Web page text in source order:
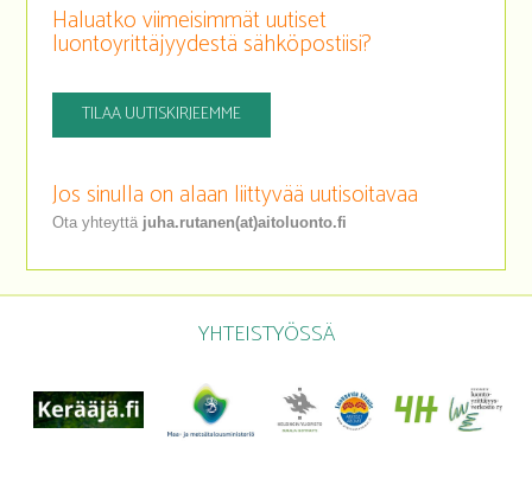
Haluatko viimeisimmät uutiset
luontoyrittäjyydestä sähköpostiisi?
TILAA UUTISKIRJEEMME
Jos sinulla on alaan liittyvää uutisoitavaa
Ota yhteyttä juha.rutanen(at)aitoluonto.fi
YHTEISTYÖSSÄ